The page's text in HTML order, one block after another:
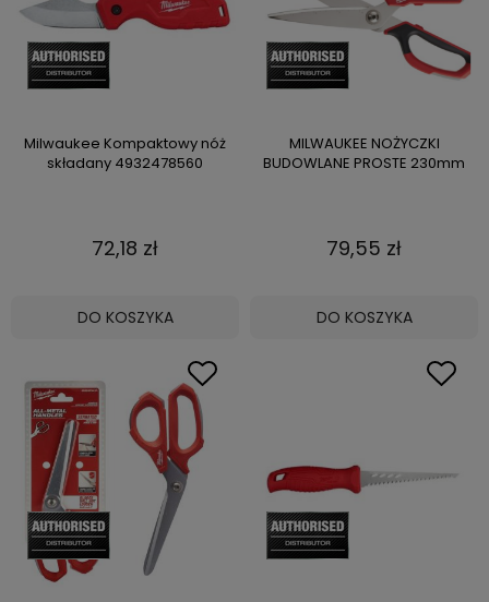
Milwaukee Kompaktowy nóż
składany 4932478560
72,18 zł
DO KOSZYKA
MILWAUKEE NOŻYCZKI
BUDOWLANE PROSTE 230mm
79,55 zł
DO KOSZYKA